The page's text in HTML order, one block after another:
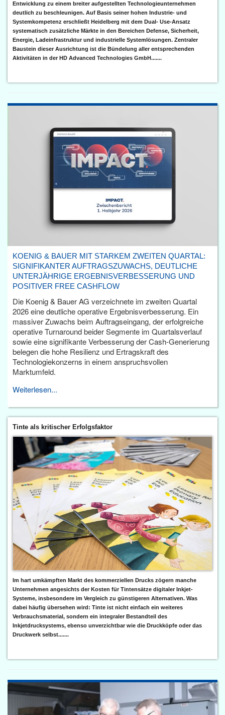
Entwicklung zu einem breiter aufgestellten Technologieunternehmen
deutlich zu beschleunigen. Auf Basis seiner hohen Industrie- und
Systemkompetenz erschließt Heidelberg mit dem Dual- Use-Ansatz
systematisch zusätzliche Märkte in den Bereichen Defense, Sicherheit,
Energie, Ladeinfrastruktur und industrielle Systemlösungen. Zentraler
Baustein dieser Ausrichtung ist die Bündelung aller entsprechenden
Aktivitäten in der HD Advanced Technologies GmbH.......
KOENIG & BAUER MIT STARKEM ZWEITEN QUARTAL:
SIGNIFIKANTER AUFTRAGSZUWACHS, DEUTLICHE
UNTERJÄHRIGE ERGEBNISVERBESSERUNG UND
POSITIVER FREE CASHFLOW
Die Koenig & Bauer AG verzeichnete im zweiten Quartal
2026 eine deutliche operative Ergebnisverbesserung. Ein
massiver Zuwachs beim Auftragseingang, der erfolgreiche
operative Turnaround beider Segmente im Quartalsverlauf
sowie eine signifikante Verbesserung der Cash-Generierung
belegen die hohe Resilienz und Ertragskraft des
Technologiekonzerns in einem anspruchsvollen
Marktumfeld.
Weiterlesen...
Tinte als kritischer Erfolgsfaktor
Im hart umkämpften Markt des kommerziellen Drucks zögern manche
Unternehmen angesichts der Kosten für Tintensätze digitaler Inkjet-
Systeme, insbesondere im Vergleich zu günstigeren Alternativen. Was
dabei häufig übersehen wird: Tinte ist nicht einfach ein weiteres
Verbrauchsmaterial, sondern ein integraler Bestandteil des
Inkjetdrucksystems, ebenso unverzichtbar wie die Druckköpfe oder das
Druckwerk selbst.......